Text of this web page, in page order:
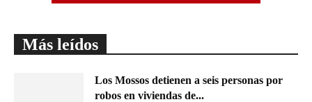
Más leídos
Los Mossos detienen a seis personas por
robos en viviendas de...